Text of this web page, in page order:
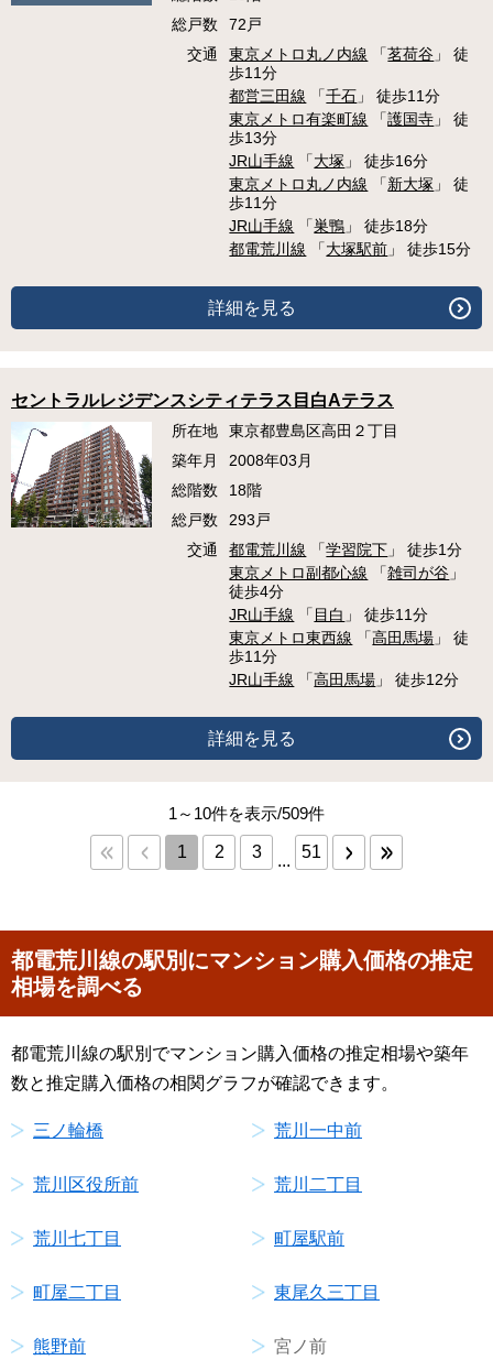
総戸数
72戸
交通
東京メトロ丸ノ内線 「茗荷谷 」 徒
歩11分
都営三田線 「千石 」 徒歩11分
東京メトロ有楽町線 「護国寺 」 徒
歩13分
JR山手線 「大塚 」 徒歩16分
東京メトロ丸ノ内線 「新大塚 」 徒
歩11分
JR山手線 「巣鴨 」 徒歩18分
都電荒川線 「大塚駅前 」 徒歩15分
詳細を見る
セントラルレジデンスシティテラス目白Aテラス
所在地
東京都豊島区高田２丁目
築年月
2008年03月
総階数
18階
総戸数
293戸
交通
都電荒川線 「学習院下 」 徒歩1分
東京メトロ副都心線 「雑司が谷 」
徒歩4分
JR山手線 「 目白 」 徒歩11分
東京メトロ東西線 「高田馬場 」 徒
歩11分
JR山手線 「高田馬場 」 徒歩12分
詳細を見る
1～10件を表示/509件
1 2 3 ... 51
都電荒川線の駅別にマンション購入価格の推定
相場を調べる
都電荒川線の駅別でマンション購入価格の推定相場や築年
数と推定購入価格の相関グラフが確認できます。
三ノ輪橋 荒川一中前
荒川区役所前 荒川二丁目
荒川七丁目 町屋駅前
町屋二丁目 東尾久三丁目
熊野前 宮ノ前